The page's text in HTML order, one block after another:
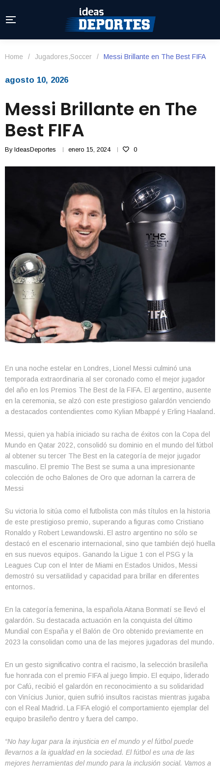
Home / Jugadores,Soccer / Messi Brillante en The Best FIFA
agosto 10, 2026
Messi Brillante en The
Best FIFA
By IdeasDeportes enero 15, 2024 0
En una noche estelar en Londres, Lionel Messi culminó una
temporada extraordinaria al ser coronado como el mejor jugador
del año en los Premios The Best de la FIFA. El argentino, ausente
en la ceremonia, se alzó con este prestigioso galardón venciendo
a destacados contendientes como Kylian Mbappé y Erling Haaland.
Messi, quien ya había iniciado su racha de éxitos con la Copa del
Mundo en Qatar 2022, consolidó su dominio en el mundo del fútbol
al obtener su tercer The Best en la categoría de mejor jugador
masculino. El premio The Best se suma a una impresionante
colección de ocho Balones de Oro que adornan la carrera de
Messi
Su victoria lo sitúa como el futbolista con más títulos en la historia
de este prestigioso premio, superando a figuras como Cristiano
Ronaldo y Robert Lewandowski. El astro argentino no sólo se
destacó en el escenario internacional, sino que también dejó huella
en sus nuevos equipos. Ganando la Ligue 1 con el PSG y la
Leagues Cup con el Inter de Miami en Estados Unidos, Messi
demostró su versatilidad y capacidad para brillar en diferentes
entornos.
En la categoría femenina, la española Aitana Bonmatí se llevó el
galardón. Su destacada actuación en la conquista del último
Mundial con España y el Balón de Oro obtenido previamente en
2023 la consolidan como una de las mejores jugadoras del mundo.
En un gesto significativo contra el racismo, la selección brasileña
fue honrada con el premio FIFA al juego limpio. El equipo, liderado
por Cafú, recibió el galardón en reconocimiento a su solidaridad
con Vinícius Junior, quien sufrió insultos racistas mientras jugaba
con el Real Madrid. La FIFA elogió el comportamiento ejemplar del
equipo brasileño dentro y fuera del campo.
“No hay lugar para la injusticia en el mundo y el fútbol puede
llevarnos a la igualdad en la sociedad. El fútbol es una de las
mejores herramientas del mundo para la inclusión social. Vamos a